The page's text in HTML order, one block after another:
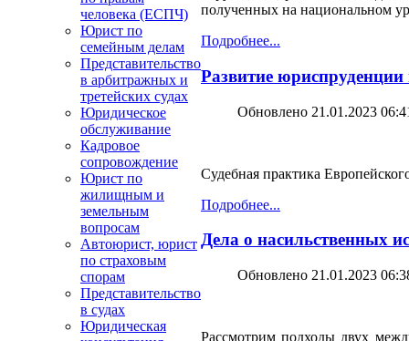
человека (ЕСПЧ)
Юрист по
семейным делам
Представительство
в арбитражных и
третейских судах
Юридическое
обслуживание
Кадровое
сопровождение
Юрист по
жилищным и
земельным
вопросам
Автоюрист, юрист
по страховым
спорам
Представительство
в судах
Юридическая
полученных на национальном
Подробнее...
Развитие
Обновлено 21.01.2023
Судебная практика
Подробнее...
Дела о насильственных
Обновлено 21.01.2023
Рассмотрим подходы двух